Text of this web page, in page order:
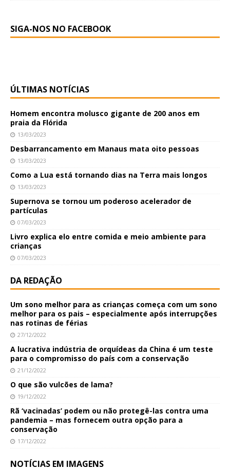
SIGA-NOS NO FACEBOOK
ÚLTIMAS NOTÍCIAS
Homem encontra molusco gigante de 200 anos em
praia da Flórida
13/03/2023
Desbarrancamento em Manaus mata oito pessoas
13/03/2023
Como a Lua está tornando dias na Terra mais longos
13/03/2023
Supernova se tornou um poderoso acelerador de
partículas
07/03/2023
Livro explica elo entre comida e meio ambiente para
crianças
07/03/2023
DA REDAÇÃO
Um sono melhor para as crianças começa com um sono
melhor para os pais – especialmente após interrupções
nas rotinas de férias
27/12/2022
A lucrativa indústria de orquídeas da China é um teste
para o compromisso do país com a conservação
21/12/2022
O que são vulcões de lama?
19/12/2022
Rã ‘vacinadas’ podem ou não protegê-las contra uma
pandemia – mas fornecem outra opção para a
conservação
17/12/2022
NOTÍCIAS EM IMAGENS